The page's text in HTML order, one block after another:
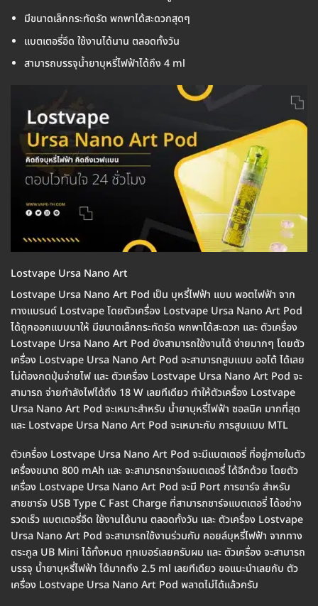
มีขนาดเล็กกระทัดรัด พกพาได้สะดวกสุดๆ
แบตเตอรี่อึด ใช้งานได้นาน ตลอดทั้งวัน
สามารถบรรจุน้ำยาบุหรี่ไฟฟ้าได้ถึง 4 ml
Lostvape Ursa Nano Art
Lostvape Ursa Nano Art Pod เป็น บุหรี่ไฟฟ้า แบบ พอตไฟฟ้า จาก
ทางแบรนด์ Lostvape โดยตัวเครื่อง Lostvape Ursa Nano Art Pod
ได้ถูกออกแบบมาให้ มีขนาดเล็กกระทัดรัด พกพาได้สะดวก และ ตัวเครื่อง
Lostvape Ursa Nano Art Pod ยังสามารถใช้งานได้ ง่ายมากๆ โดยตัว
เครื่อง Lostvape Ursa Nano Art Pod จะสามารถสูบแบบ ออโต้ ได้เลย
ไม่ต้องกดปุ่มจ่ายไฟ และ ตัวเครื่อง Lostvape Ursa Nano Art Pod จะ
สามารถ จ่ายกำลังไฟได้ถึง 18 W เลยทีเดียว ทำให้ตัวเครื่อง Lostvape
Ursa Nano Art Pod จะเหมาะสำหรับ น้ำยาบุหรี่ไฟฟ้า ซอลนิค มากที่สุด
และ Lostvape Ursa Nano Art Pod จะเหมาะกับ การสูบแบบ MTL
ตัวเครื่อง Lostvape Ursa Nano Art Pod จะมีแบตเตอรี่ ที่อยู่ภายในตัว
เครื่องขนาด 800 mAh และ จะสามารถชาร์จแบตเตอรี่ ได้อีกด้วย โดยตัว
เครื่อง Lostvape Ursa Nano Art Pod จะมี Port การชาร์จ สำหรับ
สายชาร์จ USB Type C Fast Charge ที่สามารถชาร์จแบตเตอรี่ ได้อย่าง
รวดเร็ว แบตเตอรี่อึด ใช้งานได้นาน ตลอดทั้งวัน และ ตัวเครื่อง Lostvape
Ursa Nano Art Pod จะสามารถใช้งานร่วมกับ คอยล์บุหรี่ไฟฟ้า จากทาง
ตระกูล UB Mini ได้ทั้งหมด ทุกเบอร์เลยครับผม และ ตัวเครื่อง จะสามารถ
บรรจุ น้ำยาบุหรี่ไฟฟ้า ได้มากถึง 2.5 ml เลยทีเดียว ขอแนะนำเลยกับ ตัว
เครื่อง Lostvape Ursa Nano Art Pod พลาดไม่ได้แล้วครับ